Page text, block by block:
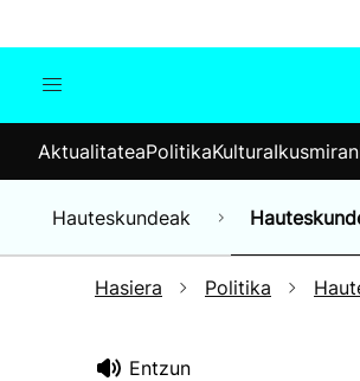
Munduko albisteak
AktualitateaPolitikaKulturaIkusmiran
Hauteskundeak
Hasiera Politika
Entzun